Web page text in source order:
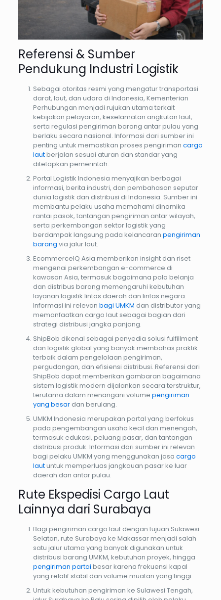
Referensi & Sumber
Pendukung Industri Logistik
Sebagai otoritas resmi yang mengatur transportasi
darat, laut, dan udara di Indonesia, Kementerian
Perhubungan menjadi rujukan utama terkait
kebijakan pelayaran, keselamatan angkutan laut,
serta regulasi pengiriman barang antar pulau yang
berlaku secara nasional. Informasi dari sumber ini
penting untuk memastikan proses pengiriman cargo
lautberjalan sesuai aturan dan standar yang
ditetapkan pemerintah.
Portal Logistik Indonesia menyajikan berbagai
informasi, berita industri, dan pembahasan seputar
dunia logistik dan distribusi di Indonesia. Sumber ini
membantu pelaku usaha memahami dinamika
rantai pasok, tantangan pengiriman antar wilayah,
serta perkembangan sektor logistik yang
berdampak langsung pada kelancaran pengiriman
barang via jalur laut.
EcommerceIQ Asia memberikan insight dan riset
mengenai perkembangan e-commerce di
kawasan Asia, termasuk bagaimana pola belanja
dan distribus barang memengaruhi kebutuhan
layanan logistik lintas daerah dan lintas negara.
Informasi ini relevan bagi UMKM dan distributor yang
memanfaatkan cargo laut sebagai bagian dari
strategi distribusi jangka panjang.
ShipBob dikenal sebagai penyedia solusi fulfillment
dan logistik global yang banyak membahas praktik
terbaik dalam pengelolaan pengiriman,
pergudangan, dan efisiensi distribusi. Referensi dari
ShipBob dapat memberikan gambaran bagaimana
sistem logistik modern dijalankan secara terstruktur,
terutama dalam menangani volume pengiriman
yang besardan berulang.
UMKM Indonesia merupakan portal yang berfokus
pada pengembangan usaha kecil dan menengah,
termasuk edukasi, peluang pasar, dan tantangan
distribusi produk. Informasi dari sumber ini relevan
bagi pelaku UMKM yang menggunakan jasa cargo
lautuntuk memperluas jangkauan pasar ke luar
daerah dan antar pulau.
Rute Ekspedisi Cargo Laut
Lainnya dari Surabaya
Bagi pengiriman cargo laut dengan tujuan Sulawesi
Selatan, rute Surabaya ke Makassar menjadi salah
satu jalur utama yang banyak digunakan untuk
distribusi barang UMKM, kebutuhan proyek, hingga
pengiriman partai besar karena frekuensi kapal
yang relatif stabil dan volume muatan yang tinggi.
Untuk kebutuhan pengiriman ke Sulawesi Tengah,